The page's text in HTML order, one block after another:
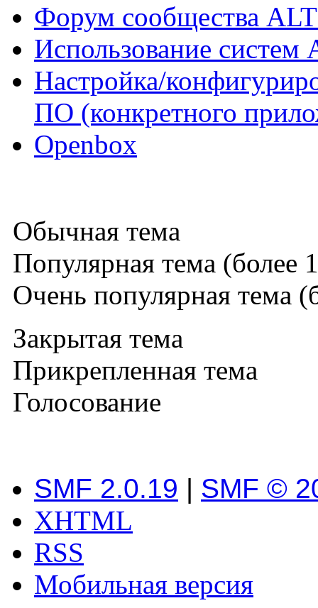
Форум сообщества
Использование систем
Настройка/
ПО (конкретного
Openbox
Обычная тема
Популярная тема (более
Очень популярная тема
Закрытая тема
Прикрепленная тема
Голосование
SMF 2.0.19 | SMF ©
XHTML
RSS
Мобильная версия